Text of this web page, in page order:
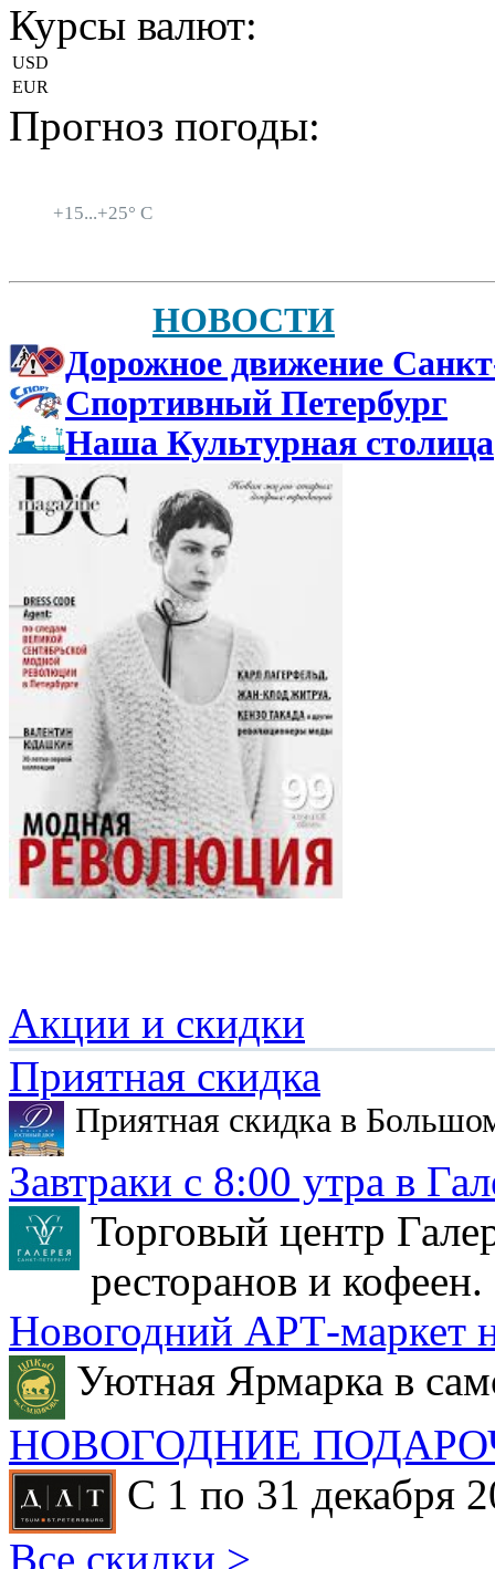
Курсы валют:
USD
EUR
Прогноз погоды:
+15...+25° C
НОВОСТИ
Дорожное движение
Спортивный Петербург
Наша Культурная столица
Акции и скидки
Приятная скидка
Приятная скидка в
Завтраки с 8:00 утра в
Торговый центр
ресторанов и кофеен.
Новогодний АРТ-маркет
Уютная Ярмарка в
НОВОГОДНИЕ
С 1 по 31 декабря
Все скидки >